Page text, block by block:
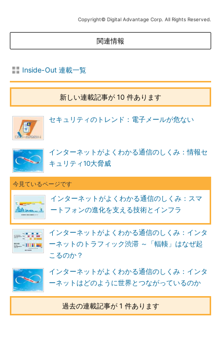
Copyright© Digital Advantage Corp. All Rights Reserved.
関連情報
Inside-Out 連載一覧
新しい連載記事が 10 件あります
セキュリティのトレンド：電子メールが危ない
インターネットがよくわかる通信のしくみ：情報セ
キュリティ10大脅威
インターネットがよくわかる通信のしくみ：スマ
ートフォンの進化を支える技術とインフラ
インターネットがよくわかる通信のしくみ：インタ
ーネットのトラフィック渋滞 ～「輻輳」はなぜ起
こるのか？
インターネットがよくわかる通信のしくみ：インタ
ーネットはどのように世界とつながっているのか
過去の連載記事が 1 件あります